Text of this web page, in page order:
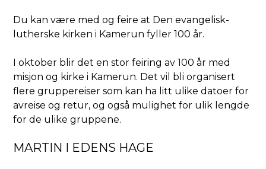
Du kan være med og feire at Den evangelisk-
lutherske kirken i Kamerun fyller 100 år.
I oktober blir det en stor feiring av 100 år med
misjon og kirke i Kamerun. Det vil bli organisert
flere gruppereiser som kan ha litt ulike datoer for
avreise og retur, og også mulighet for ulik lengde
for de ulike gruppene.
MARTIN I EDENS HAGE